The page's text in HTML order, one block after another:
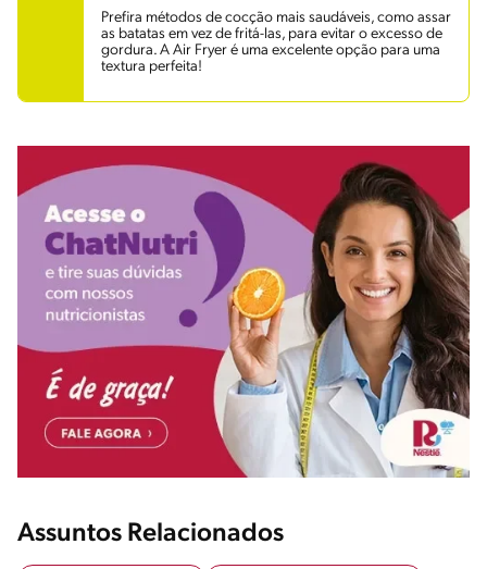
Prefira métodos de cocção mais saudáveis, como assar
as batatas em vez de fritá-las, para evitar o excesso de
gordura. A Air Fryer é uma excelente opção para uma
textura perfeita!
Assuntos Relacionados